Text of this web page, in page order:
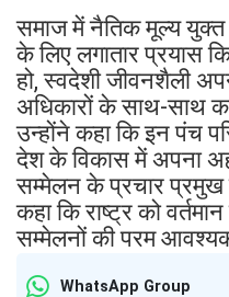
समाज में नैतिक मूल्य युक्त
के लिए लगातार प्रयास
हो, स्वदेशी जीवनशैली
अधिकारों के साथ-साथ
उन्होंने कहा कि इन पंच
देश के विकास में अपना
सम्मेलन के प्रचार प्रमुख
कहा कि राष्ट्र को
सम्मेलनों की परम
WhatsApp Group